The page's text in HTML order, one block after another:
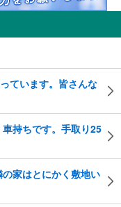
ています。皆さんな
持ちです。手取り25
家はとにかく敷地い